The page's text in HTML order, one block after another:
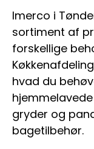
Imerco i
sortiment af
forskellige
hvad du
gryder og
bagetilbehør.